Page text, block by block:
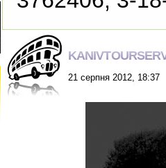
21 серпня 2012, 18:37